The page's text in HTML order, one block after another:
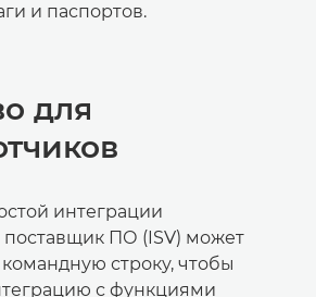
и паспортов.
для
интеграции
ПО (ISV) может
строку, чтобы
с функциями